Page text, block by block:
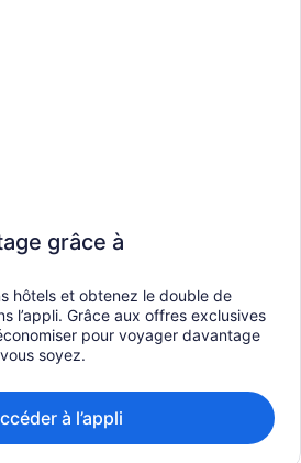
grâce à
hôtels et obtenez le double de
l’appli. Grâce aux offres exclusives
pour voyager davantage
soyez.
à l’appli